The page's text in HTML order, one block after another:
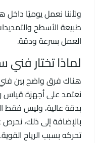
ولأننا نعمل يوميًا
طبيعة الأسطح
العمل بسرعة ودقة.
لماذا تختار فني
هناك فرق واضح بين
نعتمد على أجهزة قياس
بدقة عالية، وليس فقط
بالإضافة إلى ذلك،
تحركه بسبب الرياح القوية.